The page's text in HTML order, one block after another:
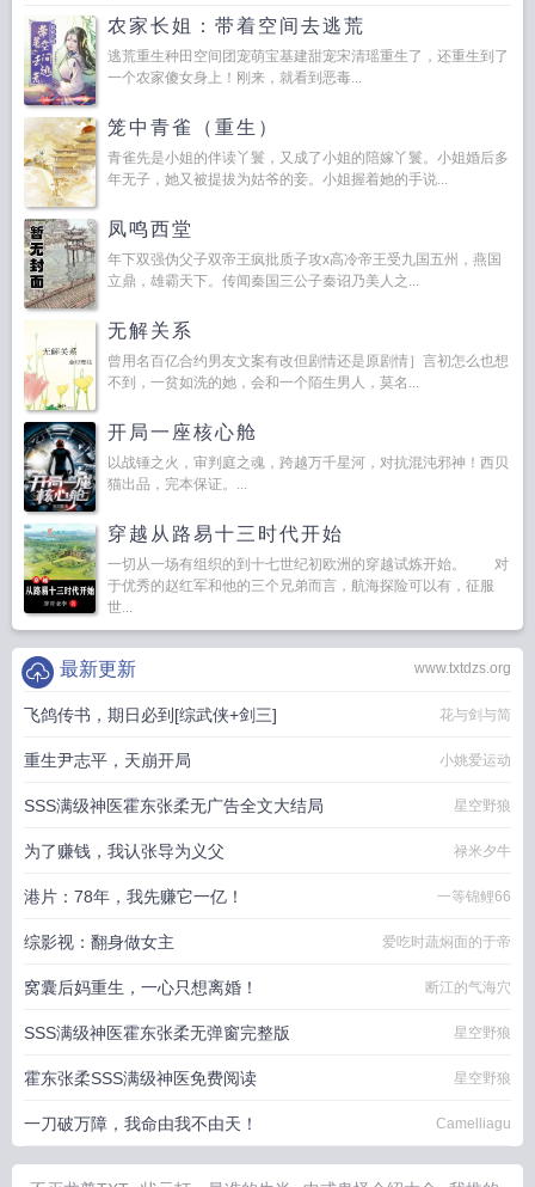
农家长姐：带着空间去逃荒
逃荒重生种田空间团宠萌宝基建甜宠宋清瑶重生了，还重生到了
一个农家傻女身上！刚来，就看到恶毒...
笼中青雀（重生）
青雀先是小姐的伴读丫鬟，又成了小姐的陪嫁丫鬟。小姐婚后多
年无子，她又被提拔为姑爷的妾。小姐握着她的手说...
凤鸣西堂
年下双强伪父子双帝王疯批质子攻x高冷帝王受九国五州，燕国
立鼎，雄霸天下。传闻秦国三公子秦诏乃美人之...
无解关系
曾用名百亿合约男友文案有改但剧情还是原剧情］言初怎么也想
不到，一贫如洗的她，会和一个陌生男人，莫名...
开局一座核心舱
以战锤之火，审判庭之魂，跨越万千星河，对抗混沌邪神！西贝
猫出品，完本保证。...
穿越从路易十三时代开始
一切从一场有组织的到十七世纪初欧洲的穿越试炼开始。 对
于优秀的赵红军和他的三个兄弟而言，航海探险可以有，征服
世...
www.txtdzs.org
最新更新
飞鸽传书，期日必到[综武侠+剑三] 花与剑与简
重生尹志平，天崩开局 小姚爱运动
SSS满级神医霍东张柔无广告全文大结局 星空野狼
为了赚钱，我认张导为义父 禄米夕牛
港片：78年，我先赚它一亿！ 一等锦鲤66
综影视：翻身做女主 爱吃时蔬焖面的于帝
窝囊后妈重生，一心只想离婚！ 断江的气海穴
SSS满级神医霍东张柔无弹窗完整版 星空野狼
霍东张柔SSS满级神医免费阅读 星空野狼
一刀破万障，我命由我不由天！ Camelliagu